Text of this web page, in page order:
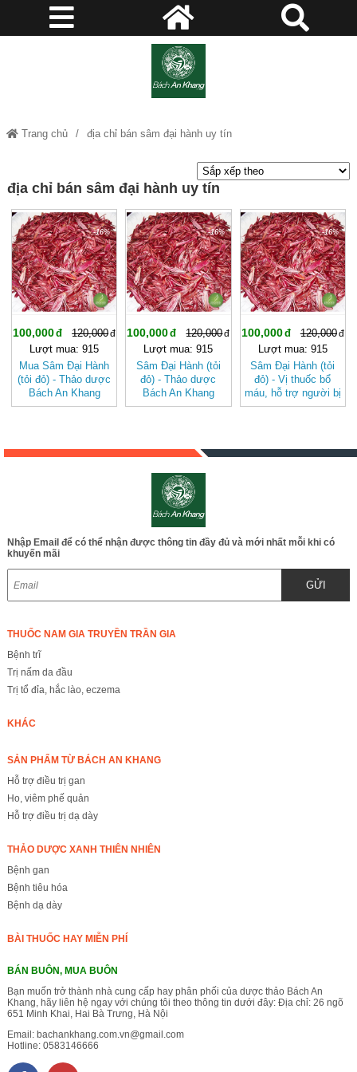
Trang chủ địa chỉ bán sâm đại hành uy tín
địa chỉ bán sâm đại hành uy tín
-16%
100,000
120,000
Lượt mua: 915
Mua Sâm Đại Hành
(tỏi đỏ) - Thảo dược
Bách An Khang
JD151
-16%
100,000
120,000
Lượt mua: 915
Sâm Đại Hành (tỏi
đỏ) - Thảo dược
Bách An Khang
JD151 samdaihanh
-16%
100,000
120,000
Lượt mua: 915
Sâm Đại Hành (tỏi
đỏ) - Vị thuốc bổ
máu, hỗ trợ người bị
viêm nhiễm JD151
Nhập Email để có thể nhận được thông tin đầy đủ và mới nhất mỗi khi có
khuyến mãi
GỬI
THUỐC NAM GIA TRUYỀN TRẦN GIA
Bệnh trĩ
Trị nấm da đầu
Trị tổ đỉa, hắc lào, eczema
KHÁC
SẢN PHẨM TỪ BÁCH AN KHANG
Hỗ trợ điều trị gan
Ho, viêm phế quản
Hỗ trợ điều trị dạ dày
THẢO DƯỢC XANH THIÊN NHIÊN
Bệnh gan
Bệnh tiêu hóa
Bệnh dạ dày
BÀI THUỐC HAY MIỄN PHÍ
BÁN BUÔN, MUA BUÔN
Bạn muốn trở thành nhà cung cấp hay phân phối của dược thảo Bách An
Khang, hãy liên hệ ngay với chúng tôi theo thông tin dưới đây: Địa chỉ: 26 ngõ
651 Minh Khai, Hai Bà Trưng, Hà Nội
Email: bachankhang.com.vn@gmail.com
Hotline: 0583146666